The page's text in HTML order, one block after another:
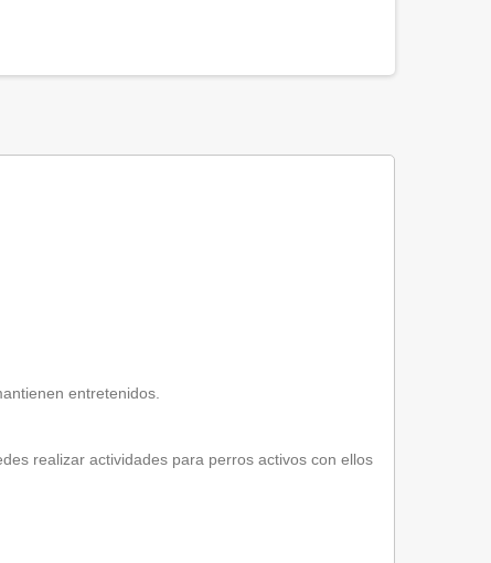
entretenidos.
realizar actividades para perros activos con ellos